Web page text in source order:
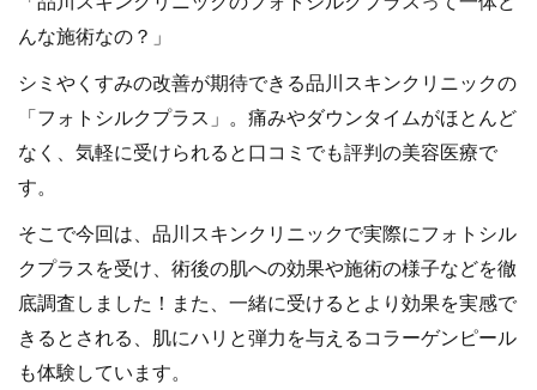
んな施術なの？」
シミやくすみの改善が期待できる品川スキンクリニックの
「フォトシルクプラス」。痛みやダウンタイムがほとんど
なく、気軽に受けられると口コミでも評判の美容医療で
す。
そこで今回は、品川スキンクリニックで実際にフォトシル
クプラスを受け、術後の肌への効果や施術の様子などを徹
底調査しました！また、一緒に受けるとより効果を実感で
きるとされる、肌にハリと弾力を与えるコラーゲンピール
も体験しています。